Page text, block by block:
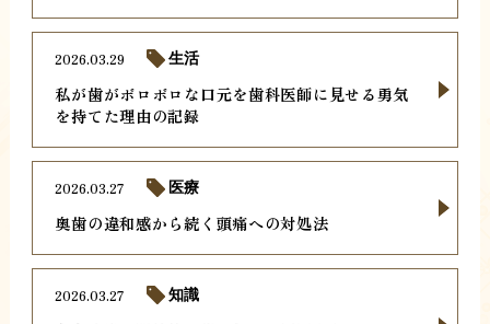
私が歯がボロボロな口元を歯科医師に見せる勇気
を持てた理由の記録
2026.03.29 生活
奥歯の違和感から続く頭痛への対処法
2026.03.27 医療
2026.03.27 知識